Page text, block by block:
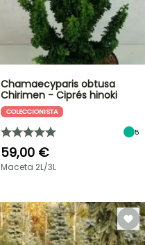
Chamaecyparis obtusa
Chirimen - Ciprés hinoki
COLECCIONISTA
5
59,00 €
Maceta 2L/3L